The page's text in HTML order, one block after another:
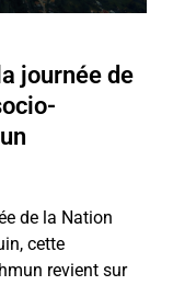
journée de
de la Nation
cette
revient sur